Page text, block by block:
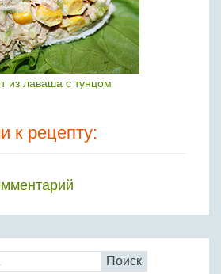
из лаваша с тунцом
к рецепту:
Поиск